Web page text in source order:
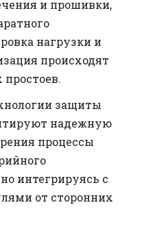
и прошивки,
нагрузки и
происходят
защиты
надежную
процессы
интегрируясь с
от сторонних